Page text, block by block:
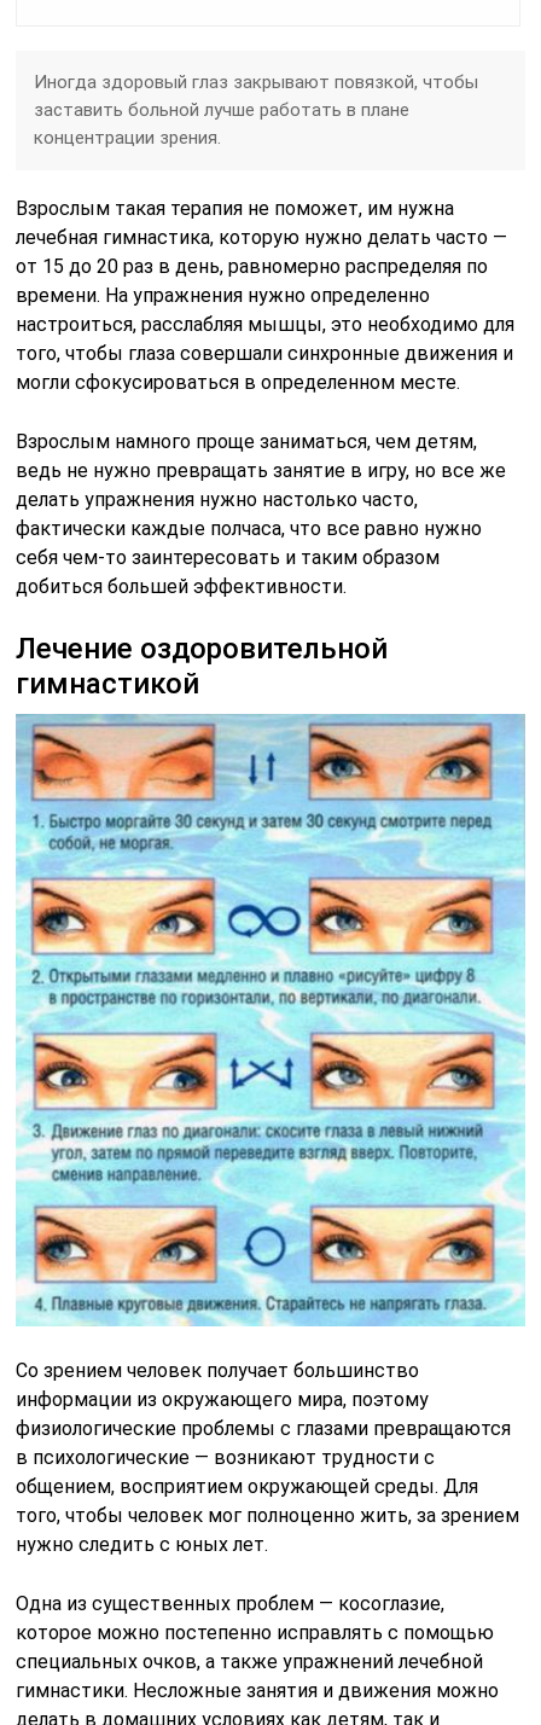
Иногда здоровый глаз закрывают повязкой, чтобы
заставить больной лучше работать в плане
концентрации зрения.
Взрослым такая терапия не поможет, им нужна
лечебная гимнастика, которую нужно делать часто —
от 15 до 20 раз в день, равномерно распределяя по
времени. На упражнения нужно определенно
настроиться, расслабляя мышцы, это необходимо для
того, чтобы глаза совершали синхронные движения и
могли сфокусироваться в определенном месте.
Взрослым намного проще заниматься, чем детям,
ведь не нужно превращать занятие в игру, но все же
делать упражнения нужно настолько часто,
фактически каждые полчаса, что все равно нужно
себя чем-то заинтересовать и таким образом
добиться большей эффективности.
Лечение оздоровительной
гимнастикой
Со зрением человек получает большинство
информации из окружающего мира, поэтому
физиологические проблемы с глазами превращаются
в психологические — возникают трудности с
общением, восприятием окружающей среды. Для
того, чтобы человек мог полноценно жить, за зрением
нужно следить с юных лет.
Одна из существенных проблем — косоглазие,
которое можно постепенно исправлять с помощью
специальных очков, а также упражнений лечебной
гимнастики. Несложные занятия и движения можно
делать в домашних условиях как детям, так и